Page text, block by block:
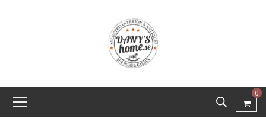
0